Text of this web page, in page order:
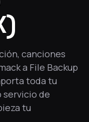
canciones
a File Backup
toda tu
servicio de
tu